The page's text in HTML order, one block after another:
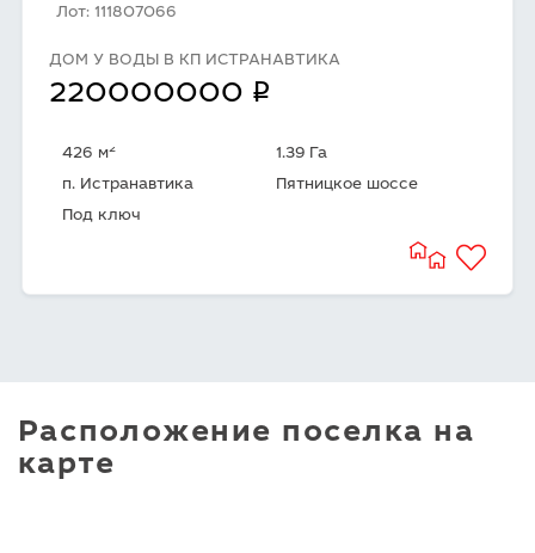
Лот: 111807066
ДОМ У ВОДЫ В КП ИСТРАНАВТИКА
220000000 q
426 м2
1.39 Га
п. Истранавтика
Пятницкое шоссе
Под ключ
Расположение поселка на
карте